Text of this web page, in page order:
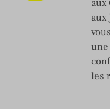
aux
les